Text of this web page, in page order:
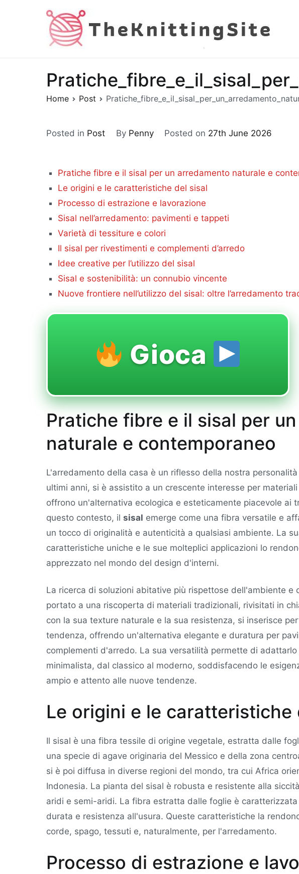
Home Post
Posted in Post By Penny Posted on 27th June 2026
Pratiche fibre e il sisal per un arredamento naturale e
Le origini e le caratteristiche del sisal
Processo di estrazione e lavorazione
Sisal nell’arredamento: pavimenti e tappeti
Varietà di tessiture e colori
Il sisal per rivestimenti e complementi d’arredo
Idee creative per l’utilizzo del sisal
Sisal e sostenibilità: un connubio vincente
Nuove frontiere nell’utilizzo del sisal: oltre l’arredamento
Gioca
Pratiche fibre e il sisal per
naturale e contemporaneo
L'arredamento della casa è un riflesso della nostra
ultimi anni, si è assistito a un crescente interesse per
offrono un'alternativa ecologica e esteticamente piacevole ai
questo contesto, il sisal emerge come una fibra versatile e
un tocco di originalità e autenticità a qualsiasi ambiente. La
caratteristiche uniche e le sue molteplici applicazioni lo
apprezzato nel mondo del design d'interni.
La ricerca di soluzioni abitative più rispettose dell'ambiente e
portato a una riscoperta di materiali tradizionali, rivisitati in
con la sua texture naturale e la sua resistenza, si inserisce
tendenza, offrendo un'alternativa elegante e duratura per
complementi d'arredo. La sua versatilità permette di
minimalista, dal classico al moderno, soddisfacendo le
ampio e attento alle nuove tendenze.
Le origini e le caratteristiche
Il sisal è una fibra tessile di origine vegetale, estratta dalle
una specie di agave originaria del Messico e della zona
si è poi diffusa in diverse regioni del mondo, tra cui Africa
Indonesia. La pianta del sisal è robusta e resistente alla
aridi e semi-aridi. La fibra estratta dalle foglie è
durata e resistenza all'usura. Queste caratteristiche la
corde, spago, tessuti e, naturalmente, per l'arredamento.
Processo di estrazione e